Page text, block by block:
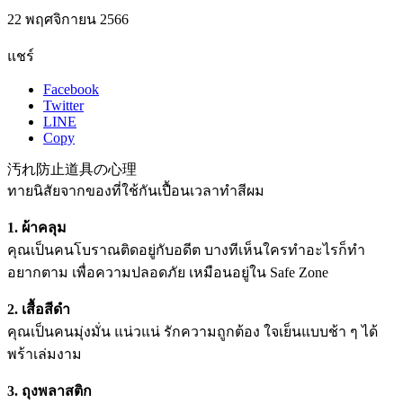
22 พฤศจิกายน 2566
แชร์
Facebook
Twitter
LINE
Copy
汚れ防止道具の心理
ทายนิสัยจากของที่ใช้กันเปื้อนเวลาทำสีผม
1. ผ้าคลุม
คุณเป็นคนโบราณติดอยู่กับอดีต บางทีเห็นใครทำอะไรก็ทำ
อยากตาม เพื่อความปลอดภัย เหมือนอยู่ใน Safe Zone
2. เสื้อสีดำ
คุณเป็นคนมุ่งมั่น แน่วแน่ รักความถูกต้อง ใจเย็นแบบช้า ๆ ได้
พร้าเล่มงาม
3. ถุงพลาสติก